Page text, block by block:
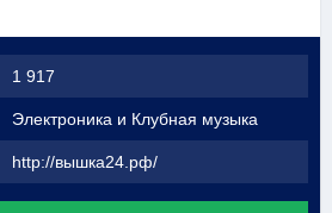
1 917
Электроника и Клубная музыка
http://вышка24.рф/